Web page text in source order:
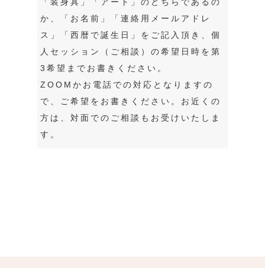
か、「お名前」「連絡用メールアドレ
ス」「西暦で誕生日」をご記入頂き、個
人セッション（ご相談）の希望日時を第
3希望までお書きください。
ZOOMかお電話での対応となりますの
で、ご希望をお書きください。お近くの
方は、対面でのご相談もお受けいたしま
す。